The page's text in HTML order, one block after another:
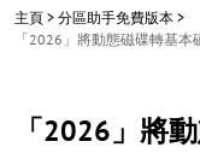
主頁 > 分區助手免費版本 >
「2026」將動態磁碟轉基
「2026」將